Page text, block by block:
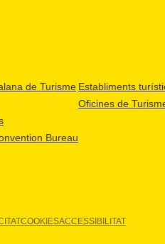
de Turisme
Bureau
Establiments
Oficines de
COOKIESACCESSIBILITAT